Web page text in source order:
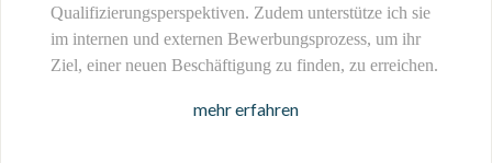
Qualifizierungsperspektiven. Zudem unterstütze ich sie
im internen und externen Bewerbungsprozess, um ihr
Ziel, einer neuen Beschäftigung zu finden, zu erreichen.
mehr erfahren